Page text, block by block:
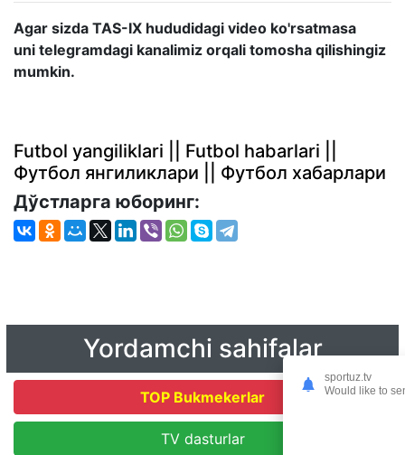
Agar sizda TAS-IX hududidagi video ko'rsatmasa
uni telegramdagi kanalimiz orqali tomosha qilishingiz
mumkin.
Futbol yangiliklari || Futbol habarlari ||
Футбол янгиликлари || Футбол хабарлари
Дўстларга юборинг:
Yordamchi sahifalar
TOP Bukmekerlar
TV dasturlar
sportuz.tv
Would like to